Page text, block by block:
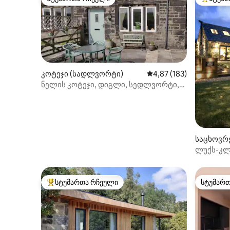
სტუმართა რჩეული
კოტეჯი (სადლვორტი) საშუალო შეფასებაა
4,87 (183)
ნელის კოტეჯი, დიგლი, სედლვორტი,
ტი)
ლუქს-
სტუმართა რჩეული მოწინავე ვარიანტი
სტუმართა რჩეული